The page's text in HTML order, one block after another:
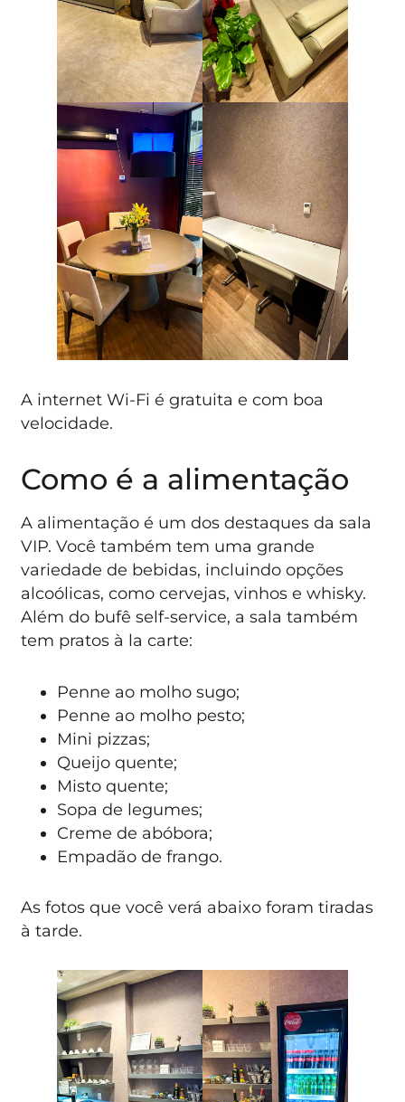
A internet Wi-Fi é gratuita e com boa
velocidade.
Como é a alimentação
A alimentação é um dos destaques da sala
VIP. Você também tem uma grande
variedade de bebidas, incluindo opções
alcoólicas, como cervejas, vinhos e whisky.
Além do bufê self-service, a sala também
tem pratos à la carte:
Penne ao molho sugo;
Penne ao molho pesto;
Mini pizzas;
Queijo quente;
Misto quente;
Sopa de legumes;
Creme de abóbora;
Empadão de frango.
As fotos que você verá abaixo foram tiradas
à tarde.